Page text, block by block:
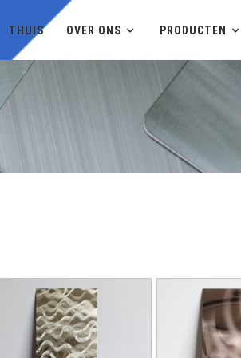
THUIS OVER ONS PRODUCTEN